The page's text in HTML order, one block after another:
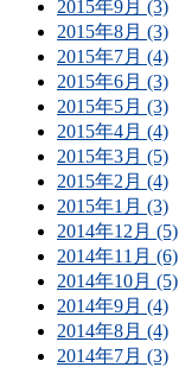
2015年9月 (3)
2015年8月 (3)
2015年7月 (4)
2015年6月 (3)
2015年5月 (3)
2015年4月 (4)
2015年3月 (5)
2015年2月 (4)
2015年1月 (3)
2014年12月 (5)
2014年11月 (6)
2014年10月 (5)
2014年9月 (4)
2014年8月 (4)
2014年7月 (3)